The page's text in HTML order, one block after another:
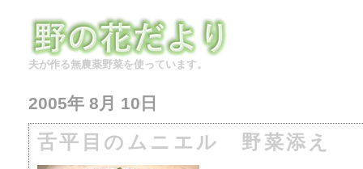
夫が作る無農薬野菜を使っています。
2005年 8月 10日
舌平目のムニエル 野菜添え